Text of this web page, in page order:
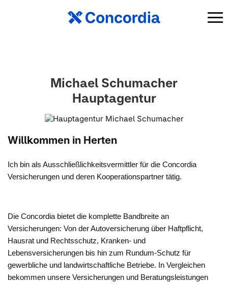
Michael Schumacher
Hauptagentur
Willkommen in Herten
Ich bin als Ausschließlichkeitsvermittler für die Concordia
Versicherungen und deren Kooperationspartner tätig.
Die Concordia bietet die komplette Bandbreite an
Versicherungen: Von der Autoversicherung über Haftpflicht,
Hausrat und Rechtsschutz, Kranken- und
Lebensversicherungen bis hin zum Rundum-Schutz für
gewerbliche und landwirtschaftliche Betriebe. In Vergleichen
bekommen unsere Versicherungen und Beratungsleistungen